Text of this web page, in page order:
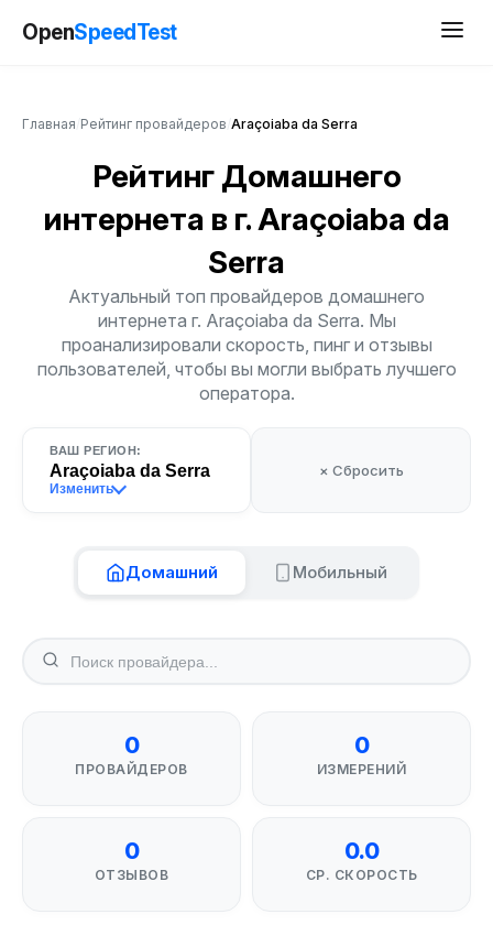
OpenSpeedTest
Главная Рейтинг провайдеров Araçoiaba da Serra
Рейтинг Домашнего
интернета в г. Araçoiaba da
Serra
Актуальный топ провайдеров домашнего
интернета г. Araçoiaba da Serra. Мы
проанализировали скорость, пинг и отзывы
пользователей, чтобы вы могли выбрать лучшего
оператора.
ВАШ РЕГИОН:
Araçoiaba da Serra
Изменить
× Сбросить
Домашний Мобильный
0
ПРОВАЙДЕРОВ
0
ИЗМЕРЕНИЙ
0
ОТЗЫВОВ
0.0
СР. СКОРОСТЬ